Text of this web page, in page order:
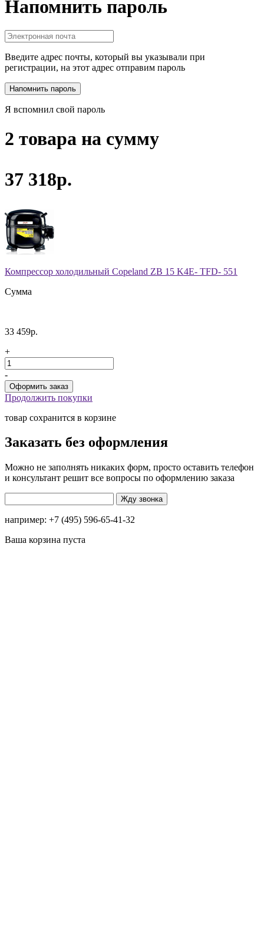
Напомнить пароль
Введите адрес почты, который вы указывали при
регистрации, на этот адрес отправим пароль
Я вспомнил свой пароль
2 товара на сумму
37 318р.
Компрессор холодильный Copeland ZB 15 K4E- TFD- 551
Сумма
33 459р.
+
-
Продолжить покупки
товар сохранится в корзине
Заказать без оформления
Можно не заполнять никаких форм, просто оставить телефон
и консультант решит все вопросы по оформлению заказа
например: +7 (495) 596-65-41-32
Ваша корзина пуста